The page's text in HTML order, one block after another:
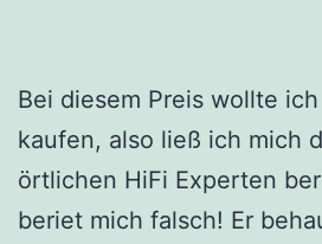
Bei diesem Preis wollte
kaufen, also ließ ich mich
örtlichen HiFi Experten
beriet mich falsch! Er